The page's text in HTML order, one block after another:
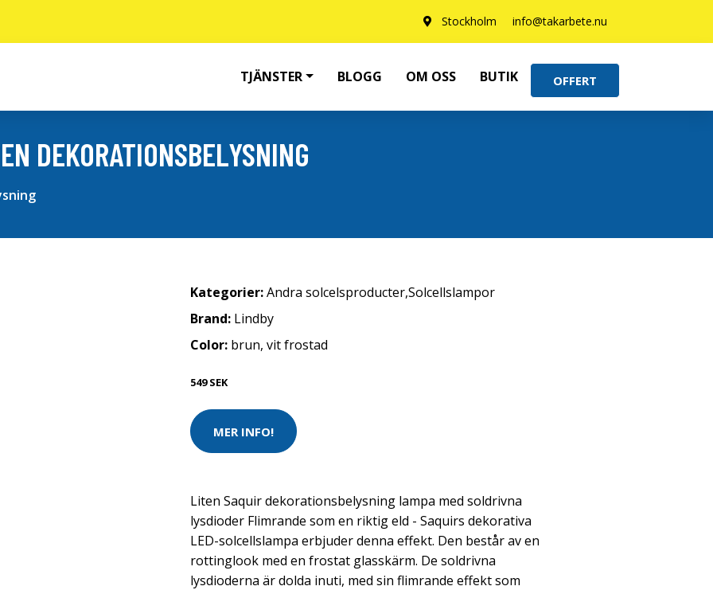
Stockholm info@takarbete.nu
TJÄNSTER BLOGG OM OSS BUTIK OFFERT
DEKORATIONSBELYSNING
Kategorier:Andra solcelsproducter,Solcellslampor
Brand: Lindby
Color: brun, vit frostad
549 SEK
MER INFO!
Liten Saquir dekorationsbelysning lampa med soldrivna
lysdioder Flimrande som en riktig eld - Saquirs dekorativa
LED-solcellslampa erbjuder denna effekt. Den består av en
rottinglook med en frostat glasskärm. De soldrivna
lysdioderna är dolda inuti, med sin flimrande effekt som